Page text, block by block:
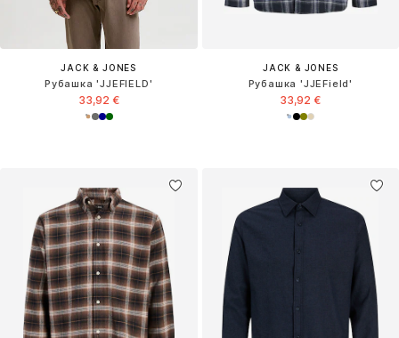
JACK & JONES
Рубашка 'JJEFIELD'
33,92 €
JACK & JONES
Рубашка 'JJEField'
33,92 €